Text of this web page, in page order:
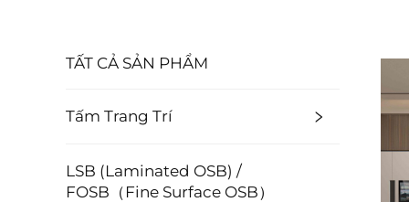
TẤT CẢ SẢN PHẨM
Tấm Trang Trí
LSB (Laminated OSB) /
FOSB（Fine Surface OSB）